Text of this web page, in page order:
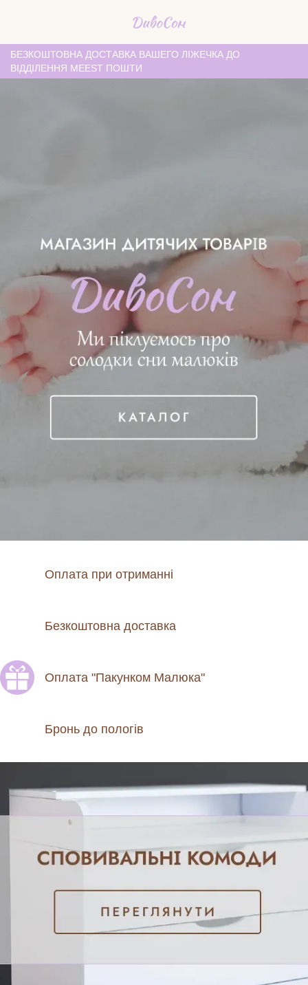
БЕЗКОШТОВНА ДОСТАВКА ВАШЕГО ЛІЖЕЧКА ДО
ВІДДІЛЕННЯ MEEST ПОШТИ
Оплата при отриманні
Безкоштовна доставка
Оплата "Пакунком Малюка"
Бронь до пологів